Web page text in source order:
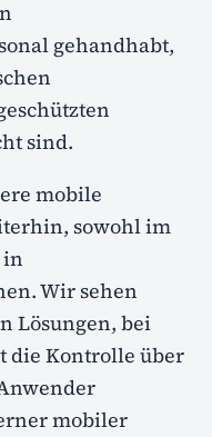
gehandhabt,
sind.
mobile
sowohl im
in
Wir sehen
Lösungen, bei
die Kontrolle über
mobiler